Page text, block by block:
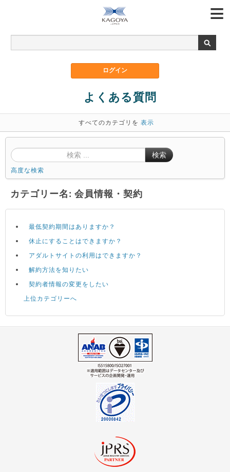
よくある質問
すべてのカテゴリを 表示
検索
高度な検索
カテゴリー名: 会員情報・契約
最低契約期間はありますか？
休止にすることはできますか？
アダルトサイトの利用はできますか？
解約方法を知りたい
契約者情報の変更をしたい
上位カテゴリーへ